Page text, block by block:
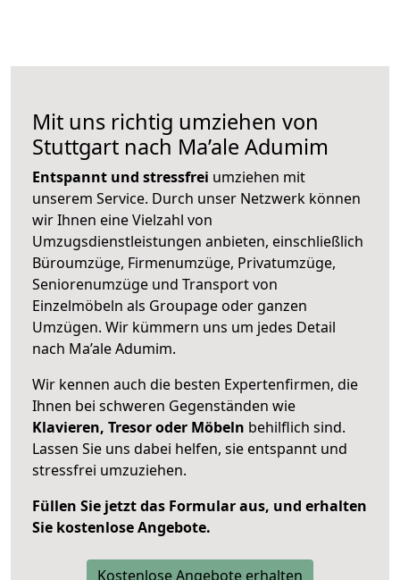
Mit uns richtig umziehen von
Stuttgart nach Ma’ale Adumim
Entspannt und stressfrei umziehen mit
unserem Service. Durch unser Netzwerk können
wir Ihnen eine Vielzahl von
Umzugsdienstleistungen anbieten, einschließlich
Büroumzüge, Firmenumzüge, Privatumzüge,
Seniorenumzüge und Transport von
Einzelmöbeln als Groupage oder ganzen
Umzügen. Wir kümmern uns um jedes Detail
nach Ma’ale Adumim.
Wir kennen auch die besten Expertenfirmen, die
Ihnen bei schweren Gegenständen wie
Klavieren, Tresor oder Möbeln behilflich sind.
Lassen Sie uns dabei helfen, sie entspannt und
stressfrei umzuziehen.
Füllen Sie jetzt das Formular aus, und erhalten
Sie kostenlose Angebote.
Kostenlose Angebote erhalten